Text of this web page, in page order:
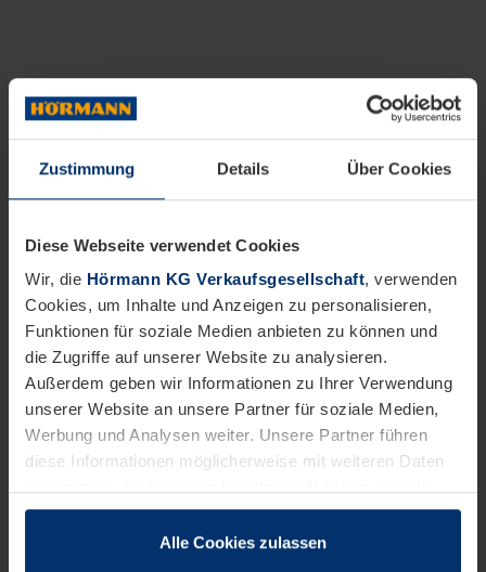
Zustimmung Details Über Cookies
Diese Webseite verwendet Cookies
Wir, die Hörmann KG Verkaufsgesellschaft, verwenden
Cookies, um Inhalte und Anzeigen zu personalisieren,
Funktionen für soziale Medien anbieten zu können und
die Zugriffe auf unserer Website zu analysieren.
Außerdem geben wir Informationen zu Ihrer Verwendung
unserer Website an unsere Partner für soziale Medien,
Werbung und Analysen weiter. Unsere Partner führen
diese Informationen möglicherweise mit weiteren Daten
sie im Rahmen Ihrer Nutzung der Dienste gesammelt
Alle Cookies zulassen